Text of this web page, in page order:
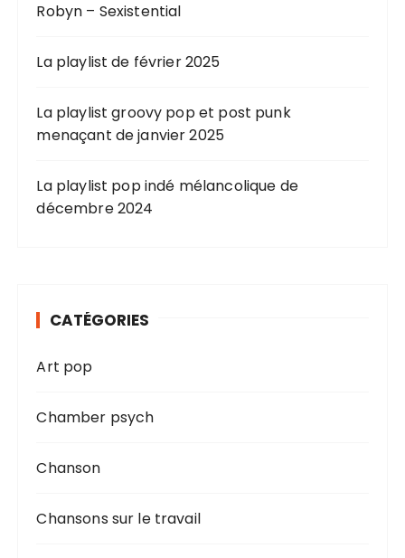
Robyn – Sexistential
La playlist de février 2025
La playlist groovy pop et post punk
menaçant de janvier 2025
La playlist pop indé mélancolique de
décembre 2024
CATÉGORIES
Art pop
Chamber psych
Chanson
Chansons sur le travail